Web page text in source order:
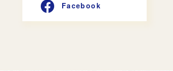
Facebook